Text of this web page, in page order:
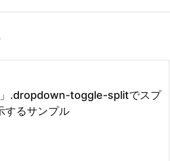

検索
.dropdown-toggle-splitでスプ
するサンプル